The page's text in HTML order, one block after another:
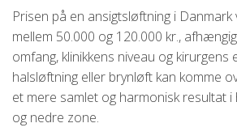
Prisen på en ansigtsløftning i Danmark
mellem 50.000 og 120.000 kr.,
omfang, klinikkens niveau og kirurgens
halsløftning eller brynløft kan komme
et mere samlet og harmonisk resultat
og nedre zone.